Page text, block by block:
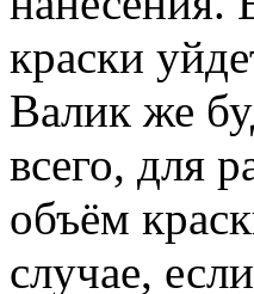
краски
Валик же
всего, для
объём
случае,